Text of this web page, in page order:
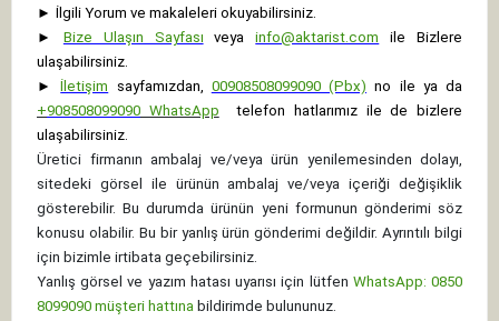
► İlgili Yorum ve makaleleri okuyabilirsiniz.
►
Bize Ulaşın Sayfası veya info@aktarist.com
ile Bizlere
ulaşabilirsiniz.
►
İletişim sayfamızdan, 00908508099090 (Pbx) no ile ya da
+908508099090 WhatsApp
telefon hatlarımız ile de bizlere
ulaşabilirsiniz.
Üretici firmanın ambalaj ve/veya ürün yenilemesinden dolayı,
sitedeki görsel ile ürünün ambalaj ve/veya içeriği değişiklik
gösterebilir. Bu durumda ürünün yeni formunun gönderimi söz
konusu olabilir. Bu bir yanlış ürün gönderimi değildir. Ayrıntılı bilgi
için bizimle irtibata geçebilirsiniz.
Yanlış görsel ve yazım hatası uyarısı için lütfen WhatsApp: 0850
8099090 müşteri hattına bildirimde bulununuz.